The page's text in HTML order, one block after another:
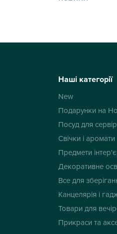
Наші категорії
New
Подарунки на
Посуд для
Свічки і аромати
Предмети
Декоративне
Все для
Канцелярія і
Товари для
Прикраси та